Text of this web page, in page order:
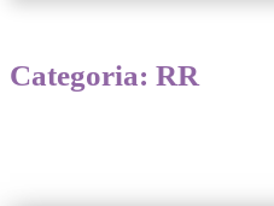
Categoria: RR